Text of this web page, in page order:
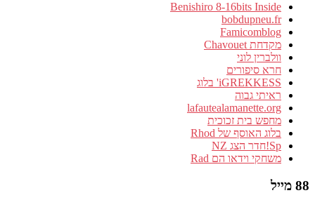
Benishiro 8-16bits Inside
bobdupneu.fr
Famicomblog
מקדחת Chavouet
וולברין לוני
חרא סיפורים
iGREKKESS' בלוג
ראיתי גבוה
lafautealamanette.org
מחפש בית זכוכית
בלוג האוסף של Rhod
Sp!חדר הצג NZ
משחקי וידאו הם Rad
88 מייל